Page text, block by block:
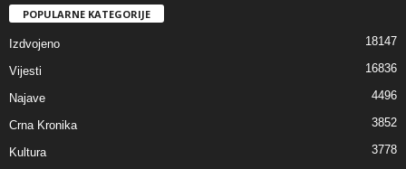
POPULARNE KATEGORIJE
Izdvojeno 18147
Vijesti 16836
Najave 4496
Crna Kronika 3852
Kultura 3778